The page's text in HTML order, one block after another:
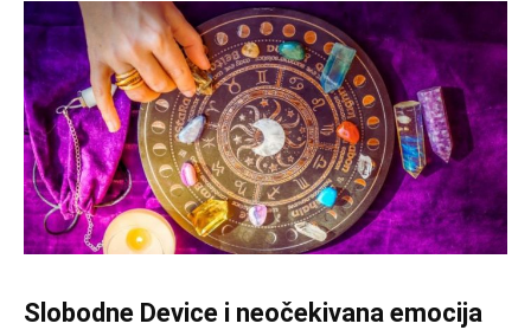
Slobodne Device i neočekivana emocija